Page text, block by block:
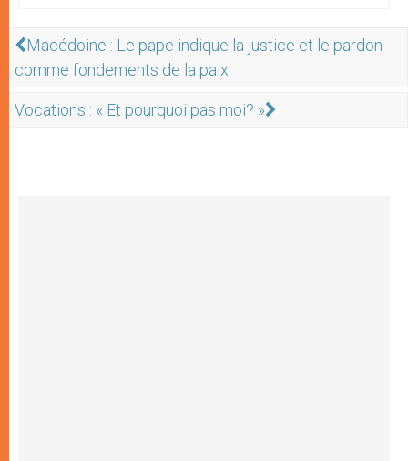
Macédoine : Le pape indique la justice et le pardon
comme fondements de la paix
Vocations : « Et pourquoi pas moi? »